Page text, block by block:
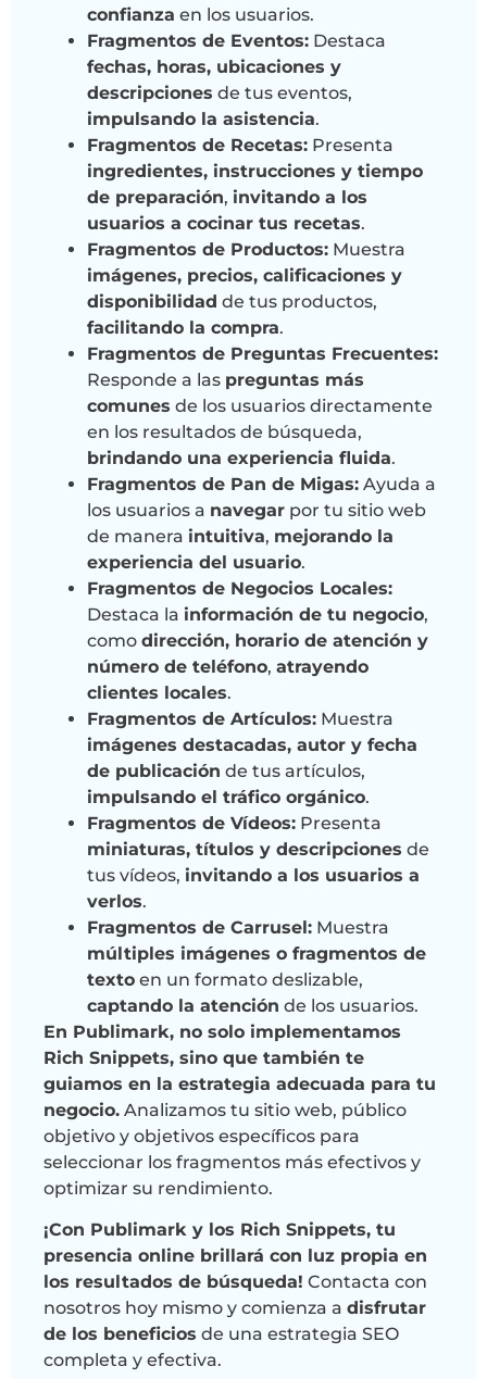
confianza en los usuarios.
Fragmentos de Eventos: Destaca
fechas, horas, ubicaciones y
descripciones de tus eventos,
impulsando la asistencia.
Fragmentos de Recetas: Presenta
ingredientes, instrucciones y tiempo
de preparación, invitando a los
usuarios a cocinar tus recetas.
Fragmentos de Productos: Muestra
imágenes, precios, calificaciones y
disponibilidad de tus productos,
facilitando la compra.
Fragmentos de Preguntas Frecuentes:
Responde a las preguntas más
comunes de los usuarios directamente
en los resultados de búsqueda,
brindando una experiencia fluida.
Fragmentos de Pan de Migas: Ayuda a
los usuarios a navegar por tu sitio web
de manera intuitiva, mejorando la
experiencia del usuario.
Fragmentos de Negocios Locales:
Destaca la información de tu negocio,
como dirección, horario de atención y
número de teléfono, atrayendo
clientes locales.
Fragmentos de Artículos: Muestra
imágenes destacadas, autor y fecha
de publicación de tus artículos,
impulsando el tráfico orgánico.
Fragmentos de Vídeos: Presenta
miniaturas, títulos y descripciones de
tus vídeos, invitando a los usuarios a
verlos.
Fragmentos de Carrusel: Muestra
múltiples imágenes o fragmentos de
texto en un formato deslizable,
captando la atención de los usuarios.
En Publimark, no solo implementamos
Rich Snippets, sino que también te
guiamos en la estrategia adecuada para tu
negocio. Analizamos tu sitio web, público
objetivo y objetivos específicos para
seleccionar los fragmentos más efectivos y
optimizar su rendimiento.
¡Con Publimark y los Rich Snippets, tu
presencia online brillará con luz propia en
los resultados de búsqueda! Contacta con
nosotros hoy mismo y comienza a disfrutar
de los beneficios de una estrategia SEO
completa y efectiva.